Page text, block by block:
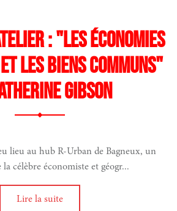
: "Les économies
les biens communs"
Gibson
lieu au hub R-Urban de Bagneux, un
la célèbre économiste et géogr...
Lire la suite